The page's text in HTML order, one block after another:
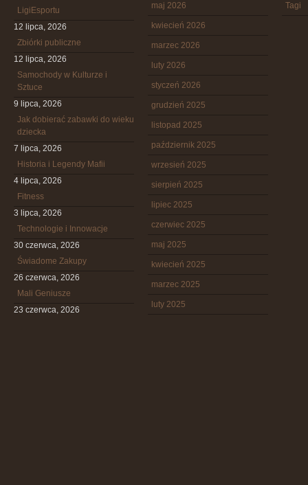
LigiEsportu
12 lipca, 2026
Zbiórki publiczne
12 lipca, 2026
Samochody w Kulturze i
Sztuce
9 lipca, 2026
Jak dobierać zabawki do wieku
dziecka
7 lipca, 2026
Historia i Legendy Mafii
4 lipca, 2026
Fitness
3 lipca, 2026
Technologie i Innowacje
30 czerwca, 2026
Świadome Zakupy
26 czerwca, 2026
Mali Geniusze
23 czerwca, 2026
maj 2026
kwiecień 2026
marzec 2026
luty 2026
styczeń 2026
grudzień 2025
listopad 2025
październik 2025
wrzesień 2025
sierpień 2025
lipiec 2025
czerwiec 2025
maj 2025
kwiecień 2025
marzec 2025
luty 2025
Tagi